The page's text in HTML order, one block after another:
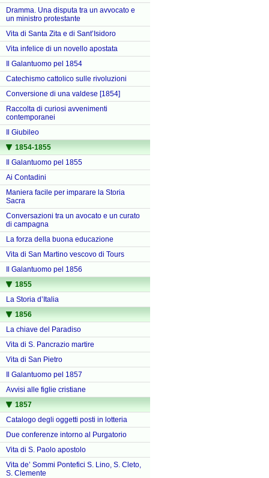
Dramma. Una disputa tra un avvocato e
un ministro protestante
Vita di Santa Zita e di Sant’Isidoro
Vita infelice di un novello apostata
Il Galantuomo pel 1854
Catechismo cattolico sulle rivoluzioni
Conversione di una valdese [1854]
Raccolta di curiosi avvenimenti
contemporanei
Il Giubileo
1854-1855
Il Galantuomo pel 1855
Ai Contadini
Maniera facile per imparare la Storia
Sacra
Conversazioni tra un avocato e un curato
di campagna
La forza della buona educazione
Vita di San Martino vescovo di Tours
Il Galantuomo pel 1856
1855
La Storia d’Italia
1856
La chiave del Paradiso
Vita di S. Pancrazio martire
Vita di San Pietro
Il Galantuomo pel 1857
Avvisi alle figlie cristiane
1857
Catalogo degli oggetti posti in lotteria
Due conferenze intorno al Purgatorio
Vita di S. Paolo apostolo
Vita de’ Sommi Pontefici S. Lino, S. Cleto,
S. Clemente